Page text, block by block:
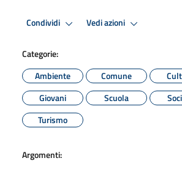
Condividi Vedi azioni
Categorie:
Ambiente
Comune
Giovani
Scuola
Turismo
Argomenti: